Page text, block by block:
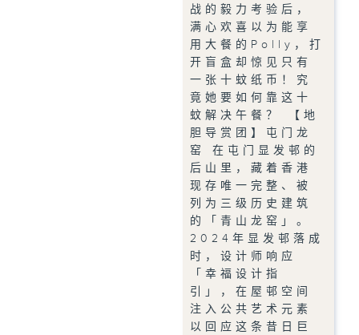
战的毅力考验后，
满心欢喜以为能享
用大餐的Polly，打
开盲盒却惊见只有
一张十蚊纸币！究
竟她要如何靠这十
蚊解决午餐？ 【地
胆导赏团】屯门龙
窑 在屯门显发邨的
后山里，藏着香港
现存唯一完整、被
列为三级历史建筑
的「青山龙窑」。
2024年显发邨落成
时，设计师响应
「幸福设计指
引」，在屋邨空间
注入公共艺术元素
以回应这条昔日巨